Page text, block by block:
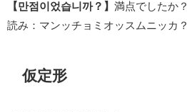
【만점이었습니까？】 満点でしたか？
読み：マンッチョミオッスムニッカ？
仮定形